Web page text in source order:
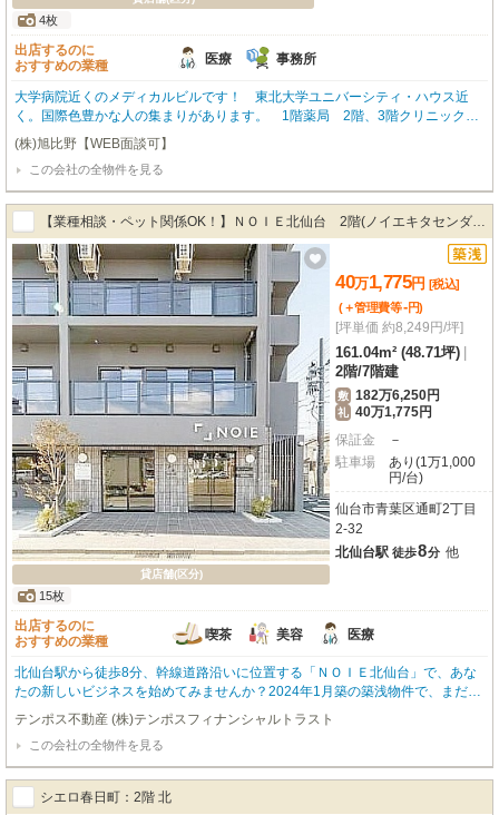
4枚
出店するのに
おすすめの業種
医療 事務所
大学病院近くのメディカルビルです！ 東北大学ユニバーシティ・ハウス近
く。国際色豊かな人の集まりがあります。 1階薬局 2階、3階クリニック向
け募集。クリニック区画はメゾネットタイプとなっており、２階を診療スペー
ス、３階を従業員休憩や備品スペースとして分けてご利用いただけます。また
従業員専用の通用口を設けており、患者様との動線を分離することで効率かつ
快適な職場環境を実現します。スケルトン渡し。（内部仕上済渡しの場合はご
相談ください） ※事務所相談可本物件はメゾネットタイプです。テナントA
区画 北側 2階 75.6㎡ 3階 49.5㎡ 合計 125.1㎡A区画
(株)旭比野【WEB面談可】
この会社の全物件を見る
【業種相談・ペット関係OK！】ＮＯＩＥ北仙台 2階(ノイエキタセンダ
イ) T201・T202
貸店舗(区分)
15枚
40万1,775円 [税込]
(＋管理費等-円)
[坪単価 約8,249円/坪]
161.04m² (48.71坪)
2階/7階建
敷 182万6,250円
礼 40万1,775円
保証金
－
駐車場
あり(1万1,000
円/台)
仙台市青葉区通町2丁目
2-32
北仙台駅 徒歩8分 他
出店するのに
おすすめの業種
喫茶 美容 医療
北仙台駅から徒歩8分、幹線道路沿いに位置する「ＮＯＩＥ北仙台」で、あな
たの新しいビジネスを始めてみませんか？2024年1月築の築浅物件で、まだ誰
も使っていない綺麗な空間が魅力です。約161.04m²の広々とした2階ワンフロ
アは、スケルトン渡しなので、あなたの理想の店舗空間を自由にデザインして
いただけます。前面ガラス張りのデザイナーズ物件は、視認性も抜群で集客に
も嬉しいポイントですね。喫茶・カフェ、美容・健康、医療関係はもちろん、
なんとペット関係の業種もご相談いただけます！駐車場も複数台確保できるの
で、お客様にも喜ばれることでしょう。周辺にはコンビニやドラッグストア、
テンポス不動産 (株)テンポスフィナンシャルトラスト
この会社の全物件を見る
シエロ春日町：2階 北